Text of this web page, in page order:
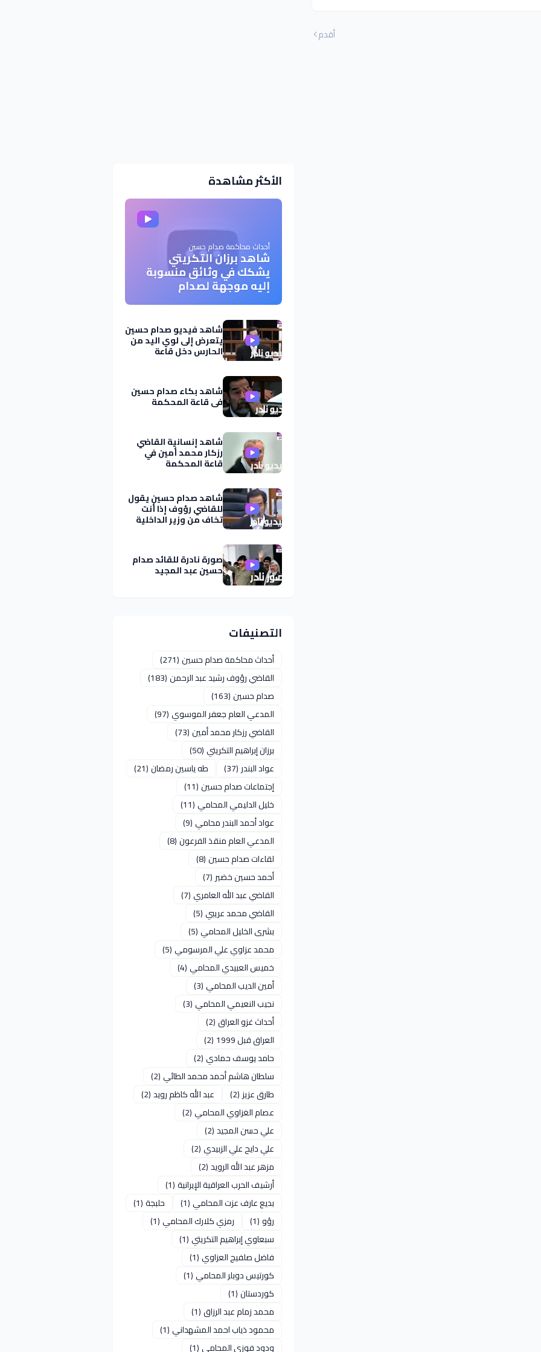
أقدم
الأكثر مشاهدة
أحداث محاكمة صدام حسين
شاهد برزان التكريتي
يشكك في وثائق منسوبة
إليه موجهة لصدام
ومكتوبة بــ خط اليد
شاهد فيديو صدام حسين
يتعرض إلى لوي اليد من
الحارس دخل قاعة
المحكمة
شاهد بكاء صدام حسين
في قاعة المحكمة
شاهد إنسانية القاضي
رزكار محمد أمين في
قاعة المحكمة
شاهد صدام حسين يقول
للقاضي رؤوف إذا أنت
تخاف من وزير الداخلية
اني مايخوف كلبي
صورة نادرة للقائد صدام
حسين عبد المجيد
التصنيفات
أحداث محاكمة صدام حسين(271)
القاضي رؤوف رشيد عبد الرحمن(183)
صدام حسين(163)
المدعي العام جعفر الموسوي(97)
القاضي رزكار محمد أمين(73)
برزان إبراهيم التكريتي (50)
عواد البندر (37) طه ياسين رمضان(21)
إجتماعات صدام حسين(11)
خليل الدليمي المحامي (11)
عواد أحمد البندر محامي (9)
المدعي العام منقذ الفرعون(8)
لقاءات صدام حسين(8)
أحمد حسين خضير (7)
القاضي عبد الله العامري(7)
القاضي محمد عريبي (5)
بشرى الخليل المحامي (5)
محمد عزاوي علي المرسومي (5)
خميس العبيدي المحامي (4)
أمين الديب المحامي (3)
نجيب النعيمي المحامي (3)
أحداث غزو العراق(2)
العراق قبل 1999
(2)
حامد يوسف حمادي(2)
سلطان هاشم أحمد محمد الطائي (2)
طارق عزيز (2) عبد الله كاظم رويد(2)
عصام الغزاوي المحامي (2)
علي حسن المجيد(2)
علي دايح علي الزبيدي(2)
مزهر عبد الله الرويد(2)
أرشيف الحرب العراقية الإيرانية(1)
بديع عارف عزت المحامي (1) حلبجة(1)
رؤو(1) رمزي كلارك المحامي (1)
سبعاوي إبراهيم التكريتي (1)
فاضل صلفيج العزاوي(1)
كورتيس دوبلر المحامي (1)
كوردستان(1)
محمد زمام عبد الرزاق(1)
محمود ذياب احمد المشهداني (1)
ودود فوزي المحامي (1)